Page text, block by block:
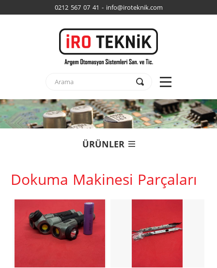
0212 567 07 41 - info@iroteknik.com
ÜRÜNLER
Dokuma Makinesi Parçaları